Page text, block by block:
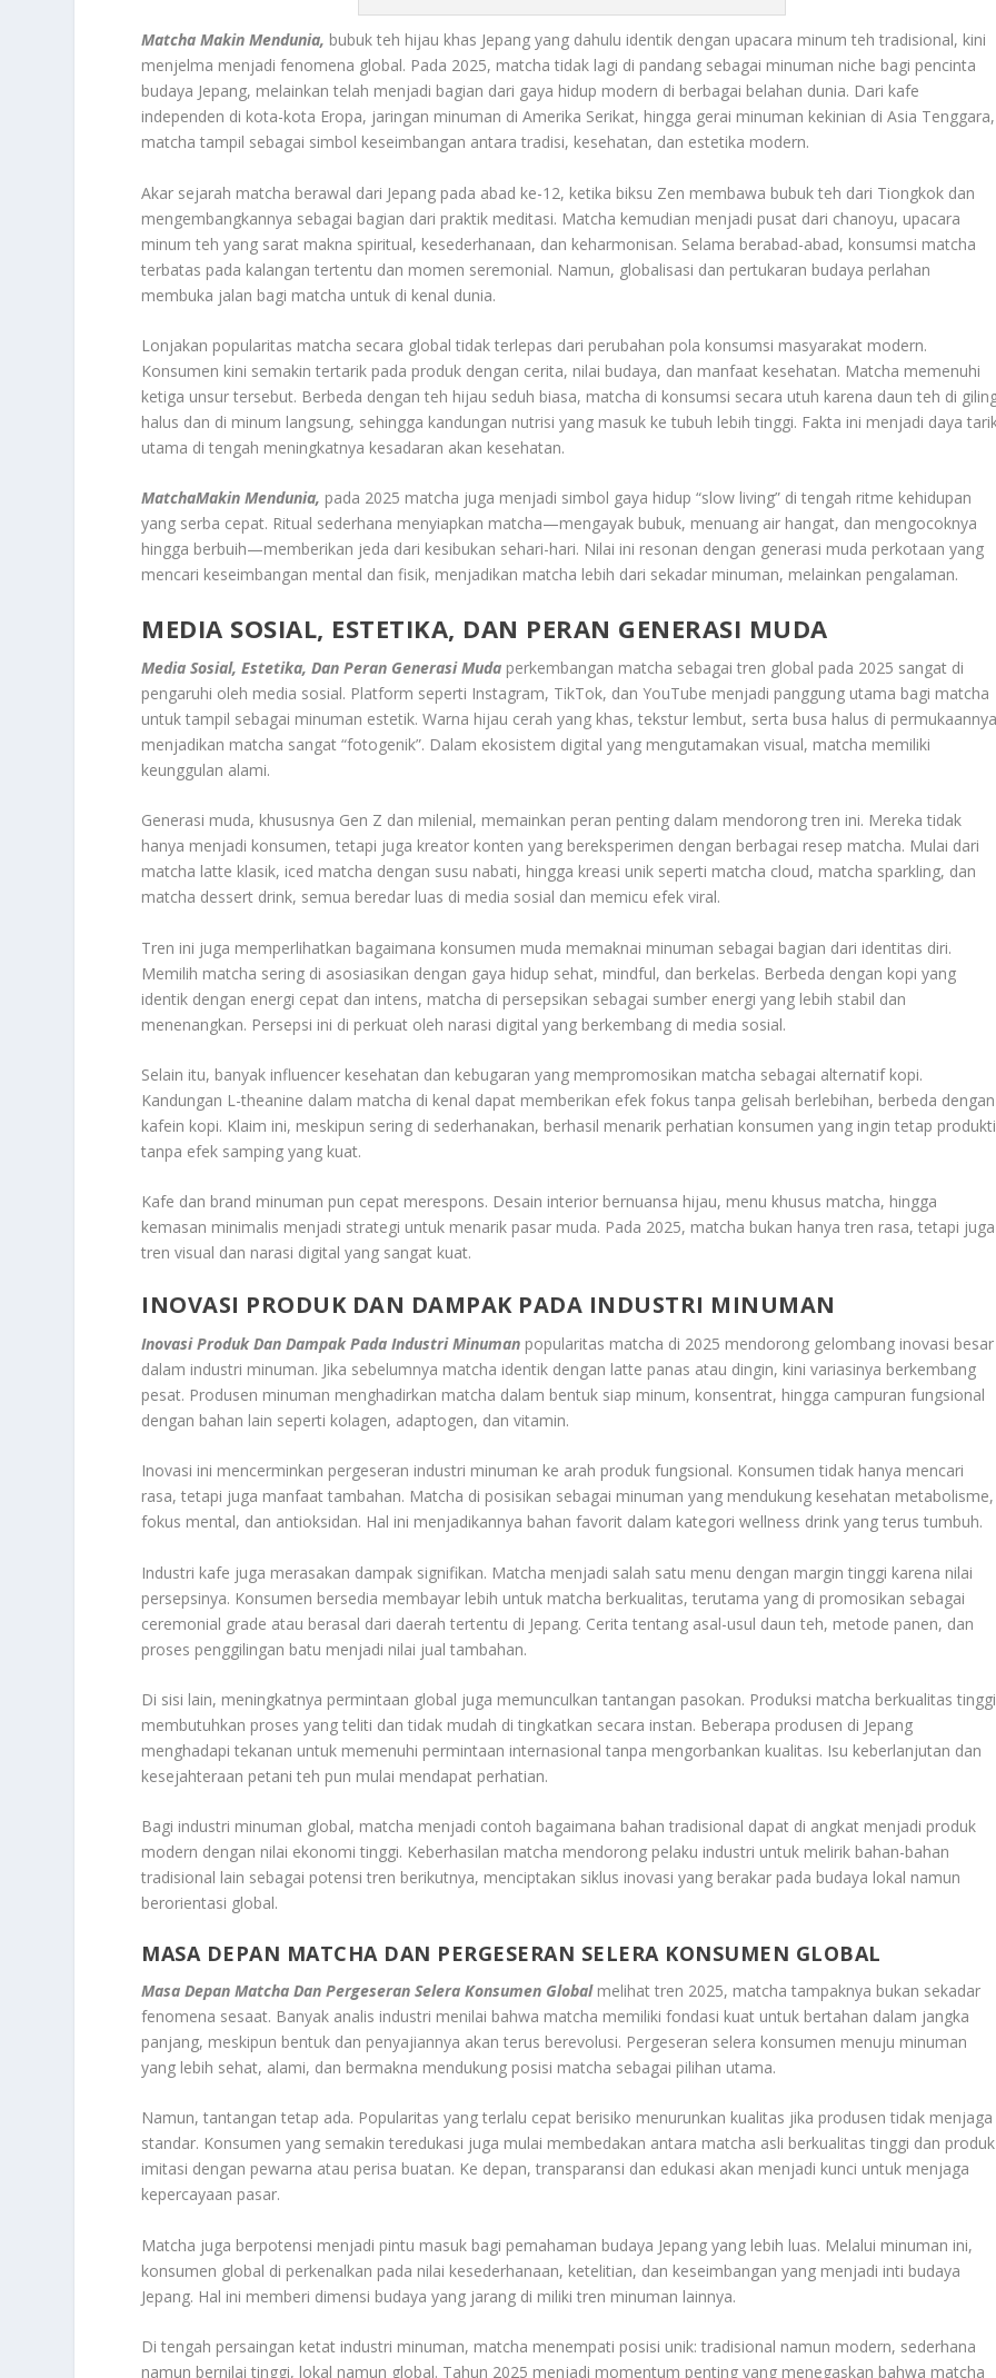
Matcha Makin Mendunia, bubuk teh hijau khas Jepang yang dahulu identik dengan upacara minum teh tradisional, kini
menjelma menjadi fenomena global. Pada 2025, matcha tidak lagi di pandang sebagai minuman niche bagi pencinta
budaya Jepang, melainkan telah menjadi bagian dari gaya hidup modern di berbagai belahan dunia. Dari kafe
independen di kota-kota Eropa, jaringan minuman di Amerika Serikat, hingga gerai minuman kekinian di Asia Tenggara,
matcha tampil sebagai simbol keseimbangan antara tradisi, kesehatan, dan estetika modern.
Akar sejarah matcha berawal dari Jepang pada abad ke-12, ketika biksu Zen membawa bubuk teh dari Tiongkok dan
mengembangkannya sebagai bagian dari praktik meditasi. Matcha kemudian menjadi pusat dari chanoyu, upacara
minum teh yang sarat makna spiritual, kesederhanaan, dan keharmonisan. Selama berabad-abad, konsumsi matcha
terbatas pada kalangan tertentu dan momen seremonial. Namun, globalisasi dan pertukaran budaya perlahan
membuka jalan bagi matcha untuk di kenal dunia.
Lonjakan popularitas matcha secara global tidak terlepas dari perubahan pola konsumsi masyarakat modern.
Konsumen kini semakin tertarik pada produk dengan cerita, nilai budaya, dan manfaat kesehatan. Matcha memenuhi
ketiga unsur tersebut. Berbeda dengan teh hijau seduh biasa, matcha di konsumsi secara utuh karena daun teh di
halus dan di minum langsung, sehingga kandungan nutrisi yang masuk ke tubuh lebih tinggi. Fakta ini menjadi daya
utama di tengah meningkatnya kesadaran akan kesehatan.
MatchaMakin Mendunia, pada 2025 matcha juga menjadi simbol gaya hidup “slow living” di tengah ritme kehidupan
yang serba cepat. Ritual sederhana menyiapkan matcha—mengayak bubuk, menuang air hangat, dan mengocoknya
hingga berbuih—memberikan jeda dari kesibukan sehari-hari. Nilai ini resonan dengan generasi muda perkotaan yang
mencari keseimbangan mental dan fisik, menjadikan matcha lebih dari sekadar minuman, melainkan pengalaman.
MEDIA SOSIAL, ESTETIKA, DAN PERAN GENERASI MUDA
Media Sosial, Estetika, Dan Peran Generasi Muda perkembangan matcha sebagai tren global pada 2025 sangat di
pengaruhi oleh media sosial. Platform seperti Instagram, TikTok, dan YouTube menjadi panggung utama bagi matcha
untuk tampil sebagai minuman estetik. Warna hijau cerah yang khas, tekstur lembut, serta busa halus di
menjadikan matcha sangat “fotogenik”. Dalam ekosistem digital yang mengutamakan visual, matcha memiliki
keunggulan alami.
Generasi muda, khususnya Gen Z dan milenial, memainkan peran penting dalam mendorong tren ini. Mereka tidak
hanya menjadi konsumen, tetapi juga kreator konten yang bereksperimen dengan berbagai resep matcha. Mulai dari
matcha latte klasik, iced matcha dengan susu nabati, hingga kreasi unik seperti matcha cloud, matcha sparkling, dan
matcha dessert drink, semua beredar luas di media sosial dan memicu efek viral.
Tren ini juga memperlihatkan bagaimana konsumen muda memaknai minuman sebagai bagian dari identitas diri.
Memilih matcha sering di asosiasikan dengan gaya hidup sehat, mindful, dan berkelas. Berbeda dengan kopi yang
identik dengan energi cepat dan intens, matcha di persepsikan sebagai sumber energi yang lebih stabil dan
menenangkan. Persepsi ini di perkuat oleh narasi digital yang berkembang di media sosial.
Selain itu, banyak influencer kesehatan dan kebugaran yang mempromosikan matcha sebagai alternatif kopi.
Kandungan L-theanine dalam matcha di kenal dapat memberikan efek fokus tanpa gelisah berlebihan, berbeda dengan
kafein kopi. Klaim ini, meskipun sering di sederhanakan, berhasil menarik perhatian konsumen yang ingin tetap
tanpa efek samping yang kuat.
Kafe dan brand minuman pun cepat merespons. Desain interior bernuansa hijau, menu khusus matcha, hingga
kemasan minimalis menjadi strategi untuk menarik pasar muda. Pada 2025, matcha bukan hanya tren rasa, tetapi juga
tren visual dan narasi digital yang sangat kuat.
INOVASI PRODUK DAN DAMPAK PADA INDUSTRI MINUMAN
Inovasi Produk Dan Dampak Pada Industri Minuman popularitas matcha di 2025 mendorong gelombang inovasi besar
dalam industri minuman. Jika sebelumnya matcha identik dengan latte panas atau dingin, kini variasinya berkembang
pesat. Produsen minuman menghadirkan matcha dalam bentuk siap minum, konsentrat, hingga campuran fungsional
dengan bahan lain seperti kolagen, adaptogen, dan vitamin.
Inovasi ini mencerminkan pergeseran industri minuman ke arah produk fungsional. Konsumen tidak hanya mencari
rasa, tetapi juga manfaat tambahan. Matcha di posisikan sebagai minuman yang mendukung kesehatan metabolisme,
fokus mental, dan antioksidan. Hal ini menjadikannya bahan favorit dalam kategori wellness drink yang terus tumbuh.
Industri kafe juga merasakan dampak signifikan. Matcha menjadi salah satu menu dengan margin tinggi karena nilai
persepsinya. Konsumen bersedia membayar lebih untuk matcha berkualitas, terutama yang di promosikan sebagai
ceremonial grade atau berasal dari daerah tertentu di Jepang. Cerita tentang asal-usul daun teh, metode panen, dan
proses penggilingan batu menjadi nilai jual tambahan.
Di sisi lain, meningkatnya permintaan global juga memunculkan tantangan pasokan. Produksi matcha berkualitas tinggi
membutuhkan proses yang teliti dan tidak mudah di tingkatkan secara instan. Beberapa produsen di Jepang
menghadapi tekanan untuk memenuhi permintaan internasional tanpa mengorbankan kualitas. Isu keberlanjutan dan
kesejahteraan petani teh pun mulai mendapat perhatian.
Bagi industri minuman global, matcha menjadi contoh bagaimana bahan tradisional dapat di angkat menjadi produk
modern dengan nilai ekonomi tinggi. Keberhasilan matcha mendorong pelaku industri untuk melirik bahan-bahan
tradisional lain sebagai potensi tren berikutnya, menciptakan siklus inovasi yang berakar pada budaya lokal namun
berorientasi global.
MASA DEPAN MATCHA DAN PERGESERAN SELERA KONSUMEN GLOBAL
Masa Depan Matcha Dan Pergeseran Selera Konsumen Global melihat tren 2025, matcha tampaknya bukan sekadar
fenomena sesaat. Banyak analis industri menilai bahwa matcha memiliki fondasi kuat untuk bertahan dalam jangka
panjang, meskipun bentuk dan penyajiannya akan terus berevolusi. Pergeseran selera konsumen menuju minuman
yang lebih sehat, alami, dan bermakna mendukung posisi matcha sebagai pilihan utama.
Namun, tantangan tetap ada. Popularitas yang terlalu cepat berisiko menurunkan kualitas jika produsen tidak menjaga
standar. Konsumen yang semakin teredukasi juga mulai membedakan antara matcha asli berkualitas tinggi dan produk
imitasi dengan pewarna atau perisa buatan. Ke depan, transparansi dan edukasi akan menjadi kunci untuk menjaga
kepercayaan pasar.
Matcha juga berpotensi menjadi pintu masuk bagi pemahaman budaya Jepang yang lebih luas. Melalui minuman ini,
konsumen global di perkenalkan pada nilai kesederhanaan, ketelitian, dan keseimbangan yang menjadi inti budaya
Jepang. Hal ini memberi dimensi budaya yang jarang di miliki tren minuman lainnya.
Di tengah persaingan ketat industri minuman, matcha menempati posisi unik: tradisional namun modern, sederhana
namun bernilai tinggi, lokal namun global. Tahun 2025 menjadi momentum penting yang menegaskan bahwa matcha